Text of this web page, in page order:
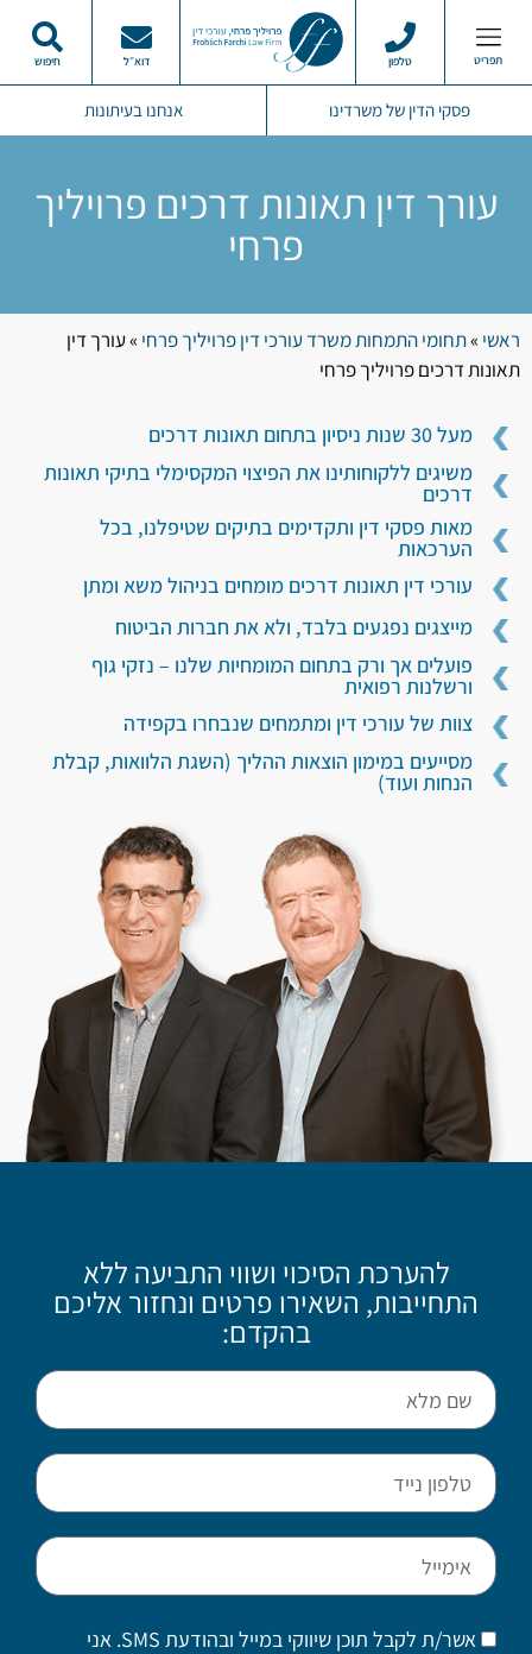
תפריט טלפון דוא״ל חיפוש
פסקי הדין של משרדינו אנחנו בעיתונות
עורך דין תאונות דרכים פרויליך
פרחי
ראשי »תחומי התמחות משרד עורכי דין פרויליך פרחי »עורך דין
תאונות דרכים פרויליך פרחי
מעל 30 שנות ניסיון בתחום תאונות דרכים
משיגים ללקוחותינו את הפיצוי המקסימלי בתיקי תאונות
דרכים
מאות פסקי דין ותקדימים בתיקים שטיפלנו, בכל
הערכאות
עורכי דין תאונות דרכים מומחים בניהול משא ומתן
מייצגים נפגעים בלבד, ולא את חברות הביטוח
פועלים אך ורק בתחום המומחיות שלנו – נזקי גוף
ורשלנות רפואית
צוות של עורכי דין ומתמחים שנבחרו בקפידה
מסייעים במימון הוצאות ההליך (השגת הלוואות, קבלת
הנחות ועוד)
להערכת הסיכוי ושווי התביעה ללא
התחייבות, השאירו פרטים ונחזור אליכם
בהקדם:
אשר/ת לקבל תוכן שיווקי במייל ובהודעת SMS. אני